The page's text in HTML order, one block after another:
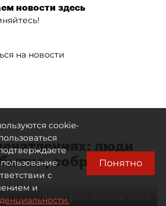
новости здесь
на новости
люди
собранное
Автор фото:
cookie-
с
и
Понятно